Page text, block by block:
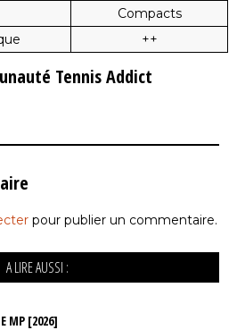
Compacts
++
Tennis Addict
pour publier un commentaire.
A LIRE AUSSI :
MP [2026]